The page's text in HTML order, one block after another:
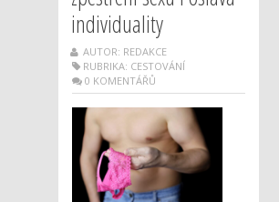
individuality
AUTOR: REDAKCE
RUBRIKA: CESTOVÁNÍ
0 KOMENTÁŘŮ